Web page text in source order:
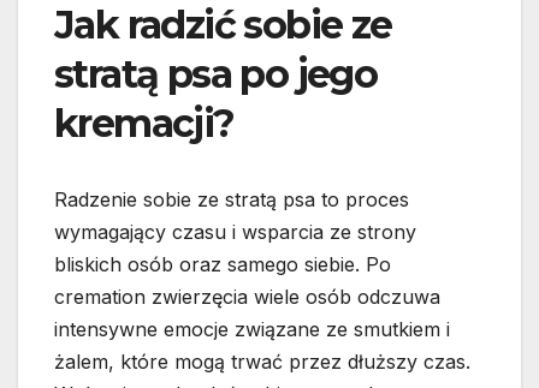
Jak radzić sobie ze
stratą psa po jego
kremacji?
Radzenie sobie ze stratą psa to proces
wymagający czasu i wsparcia ze strony
bliskich osób oraz samego siebie. Po
cremation zwierzęcia wiele osób odczuwa
intensywne emocje związane ze smutkiem i
żalem, które mogą trwać przez dłuższy czas.